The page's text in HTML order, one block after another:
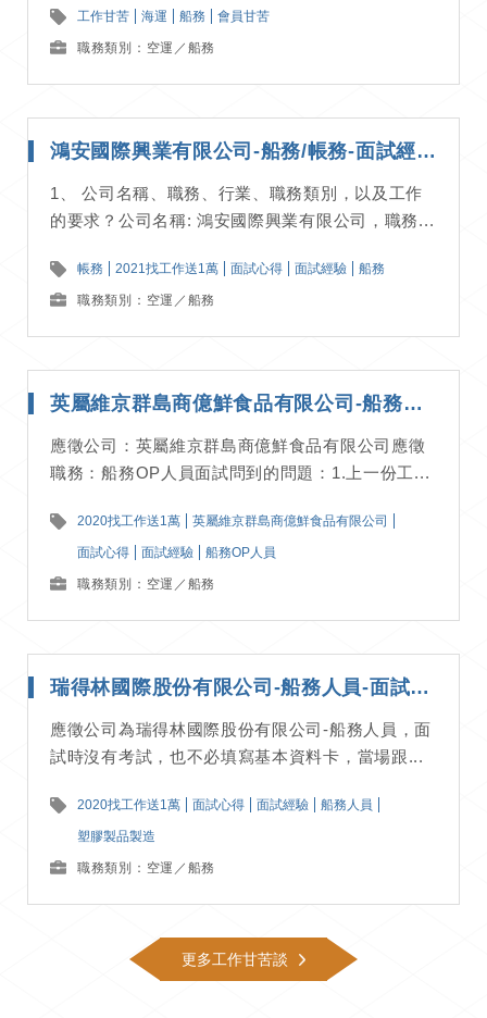
工作甘苦 海運 船務 會員甘苦
職務類別：空運／船務
鴻安國際興業有限公司-船務/帳務-面試經驗分享
1、 公司名稱、職務、行業、職務類別，以及工作
的要求？公司名稱: 鴻安國際興業有限公司，職務...
帳務 2021找工作送1萬 面試心得 面試經驗 船務
職務類別：空運／船務
英屬維京群島商億鮮食品有限公司-船務OP人員-面試經驗分享
應徵公司：英屬維京群島商億鮮食品有限公司應徵
職務：船務OP人員面試問到的問題：1.上一份工...
2020找工作送1萬 英屬維京群島商億鮮食品有限公司
面試心得 面試經驗 船務OP人員
職務類別：空運／船務
瑞得林國際股份有限公司-船務人員-面試經驗分享
應徵公司為瑞得林國際股份有限公司-船務人員，面
試時沒有考試，也不必填寫基本資料卡，當場跟...
2020找工作送1萬 面試心得 面試經驗 船務人員
塑膠製品製造
職務類別：空運／船務
更多工作甘苦談